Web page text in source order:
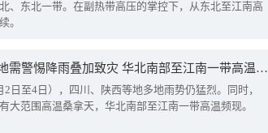
、东北一带。在副热带高压的掌控下，从东北至江南高
。
四川陕西等地需警惕降雨叠加致灾 华北南部至江南一带高温频现
2日至4日），四川、陕西等地多地雨势仍猛烈。同时，
大范围高温桑拿天，华北南部至江南一带高温频现。